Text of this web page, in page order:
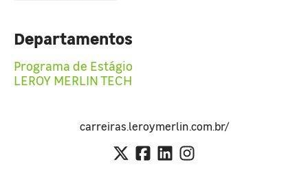
Departamentos
Programa de Estágio
LEROY MERLIN TECH
carreiras.leroymerlin.com.br/